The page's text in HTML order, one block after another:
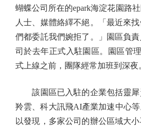
蝴蝶公司所在的epark海淀花園路
人士、媒體絡繹不絕。「最近來
們都委託我們婉拒了。」園區負
司於去年正式入駐園區。園區管
式上線之前，團隊經常加班到深夜
該園區已入駐的企業包括靈犀
羚雲、科大訊飛AI產業加速中心
以發現，多家公司的辦公區域大